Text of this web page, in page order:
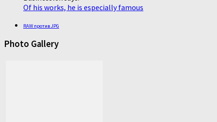
Of his works, he is especially famous
RAW против JPG
Photo Gallery